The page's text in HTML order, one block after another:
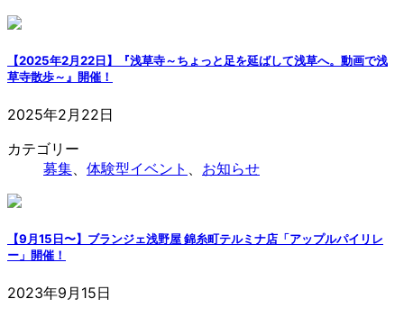
【2025年2月22日】『浅草寺～ちょっと足を延ばして浅草へ。動画で浅
草寺散歩～』開催！
2025年2月22日
カテゴリー
募集
体験型イベント お知らせ
【9月15日〜】ブランジェ浅野屋 錦糸町テルミナ店「アップルパイリレ
ー」開催！
2023年9月15日